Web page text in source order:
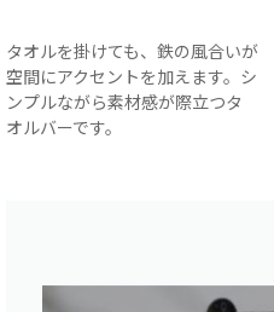
タオルを掛けても、鉄の風合いが
空間にアクセントを加えます。シ
ンプルながら素材感が際立つタ
オルバーです。